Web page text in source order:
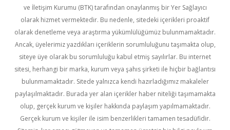
ve İletişim Kurumu (BTK) tarafından onaylanmış bir Yer Sağlayıcı
olarak hizmet vermektedir. Bu nedenle, sitedeki içerikleri proaktif
olarak denetleme veya araştırma yükümlülüğümüz bulunmamaktadır.
Ancak, üyelerimiz yazdıkları içeriklerin sorumluluğunu taşımakta olup,
siteye üye olarak bu sorumluluğu kabul etmiş sayılırlar. Bu internet
sitesi, herhangi bir marka, kurum veya şahıs şirketi ile hiçbir bağlantısı
bulunmamaktadır. Sitede yalnızca kendi hazırladığımız makaleler
paylaşılmaktadır. Burada yer alan içerikler haber niteliği taşımamakta
olup, gerçek kurum ve kişiler hakkında paylaşım yapılmamaktadır.
Gerçek kurum ve kişiler ile isim benzerlikleri tamamen tesadüfidir.